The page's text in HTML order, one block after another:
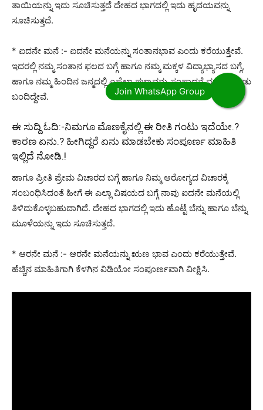
ತಾಯಿಯನ್ನು ಇದು ಸೂಚಿಸುತ್ತದೆ ದೇಹದ ಭಾಗದಲ್ಲಿ ಇದು ಹೃದಯವನ್ನು
ಸೂಚಿಸುತ್ತದೆ.
* ಐದನೇ ಮನೆ :- ಐದನೇ ಮನೆಯನ್ನು ಸಂತಾನಭಾವ ಎಂದು ಕರೆಯುತ್ತೇವೆ.
ಇದರಲ್ಲಿ ನಮ್ಮ ಸಂತಾನ ಫಲದ ಬಗ್ಗೆ ಹಾಗೂ ನಮ್ಮ ಮಕ್ಕಳ ವಿದ್ಯಾಭ್ಯಾಸದ ಬಗ್ಗೆ,
ಹಾಗೂ ನಮ್ಮ ಹಿಂದಿನ ಜನ್ಮದಲ್ಲಿ ಎಷ್ಟೆಲ್ಲಾ ಪುಣ್ಯವನ್ನು ಸಂಪಾದನೆ ಮಾಡಿಕೊಂಡು
ಬಂದಿದ್ದೇವೆ.
ಈ ಸುದ್ದಿ ಓದಿ:-ನಿಮಗೂ ಮೊಣಕೈನಲ್ಲಿ ಈ ರೀತಿ ಗಂಟು ಇದೆಯೇ.?
ಕಾರಣ ಏನು.? ಹೀಗಿದ್ದರೆ ಏನು ಮಾಡಬೇಕು ಸಂಪೂರ್ಣ ಮಾಹಿತಿ
ಇಲ್ಲಿದೆ ನೋಡಿ.!
ಹಾಗೂ ಪ್ರೀತಿ ಪ್ರೇಮ ವಿಚಾರದ ಬಗ್ಗೆ ಹಾಗೂ ನಿಮ್ಮ ಆರೋಗ್ಯದ ವಿಚಾರಕ್ಕೆ
ಸಂಬಂಧಿಸಿದಂತೆ ಹೀಗೆ ಈ ಎಲ್ಲಾ ವಿಷಯದ ಬಗ್ಗೆ ನಾವು ಐದನೇ ಮನೆಯಲ್ಲಿ
ತಿಳಿದುಕೊಳ್ಳಬಹುದಾಗಿದೆ. ದೇಹದ ಭಾಗದಲ್ಲಿ ಇದು ಹೊಟ್ಟೆ ಬೆನ್ನು ಹಾಗೂ ಬೆನ್ನು
ಮೂಳೆಯನ್ನು ಇದು ಸೂಚಿಸುತ್ತದೆ.
* ಆರನೇ ಮನೆ :- ಆರನೇ ಮನೆಯನ್ನು ಋಣ ಭಾವ ಎಂದು ಕರೆಯುತ್ತೇವೆ.
ಹೆಚ್ಚಿನ ಮಾಹಿತಿಗಾಗಿ ಕೆಳಗಿನ ವಿಡಿಯೋ ಸಂಪೂರ್ಣವಾಗಿ ವೀಕ್ಷಿಸಿ.